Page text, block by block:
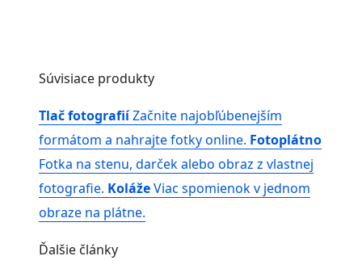
Súvisiace produkty
Tlač fotografiíZačnite najobľúbenejším
formátom a nahrajte fotky online. Fotoplátno
Fotka na stenu, darček alebo obraz z vlastnej
fotografie. KolážeViac spomienok v jednom
obraze na plátne.
Ďalšie články